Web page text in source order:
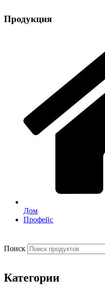
Продукция
Дом
Профейс
Поиск
Категории